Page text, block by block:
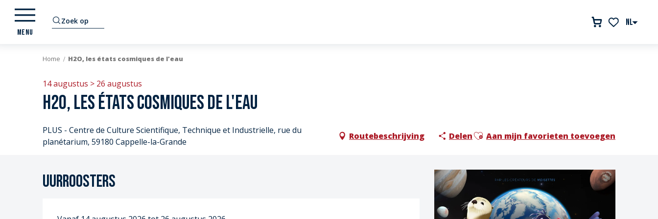
Aller
contenu
NL
Zoek op
MENU
Home H2O, les états cosmiques de l'eau
14 augustus > 26 augustus
H2O, les états cosmiques de l'eau
PLUS - Centre de Culture Scientifique, Technique et Industrielle, rue du
planétarium, 59180 Cappelle-la-Grande
Routebeschrijving DelenAjouter aux favoris
Aan mijn favorieten toevoegen
Uurroosters